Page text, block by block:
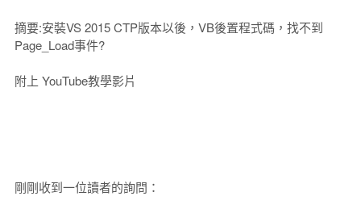
摘要:安裝VS 2015 CTP版本以後，VB後置程式碼，找不到
Page_Load事件?
附上 YouTube教學影片
剛剛收到一位讀者的詢問：